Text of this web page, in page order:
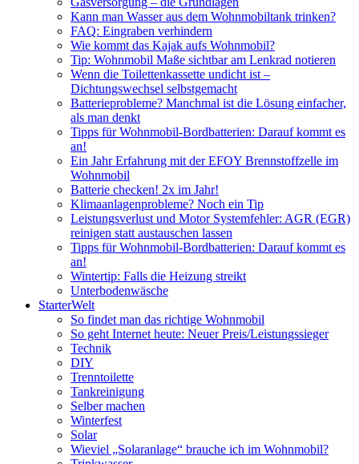
Kann man Wasser aus dem Wohnmobiltank trinken?
FAQ: Eingraben verhindern
Wie kommt das Kajak aufs Wohnmobil?
Tip: Wohnmobil Maße sichtbar am Lenkrad notieren
Wenn die Toilettenkassette undicht ist –
Dichtungswechsel selbstgemacht
Batterieprobleme? Manchmal ist die Lösung einfacher,
als man denkt
Tipps für Wohnmobil-Bordbatterien: Darauf kommt es
an!
Ein Jahr Erfahrung mit der EFOY Brennstoffzelle im
Wohnmobil
Batterie checken! 2x im Jahr!
Klimaanlagenprobleme? Noch ein Tip
Leistungsverlust und Motor Systemfehler: AGR (EGR)
reinigen statt austauschen lassen
Tipps für Wohnmobil-Bordbatterien: Darauf kommt es
an!
Wintertip: Falls die Heizung streikt
Unterbodenwäsche
StarterWelt
So findet man das richtige Wohnmobil
So geht Internet heute: Neuer Preis/Leistungssieger
Technik
DIY
Trenntoilette
Tankreinigung
Selber machen
Winterfest
Solar
Wieviel „Solaranlage“ brauche ich im Wohnmobil?